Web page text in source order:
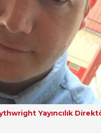
Yayıncılık